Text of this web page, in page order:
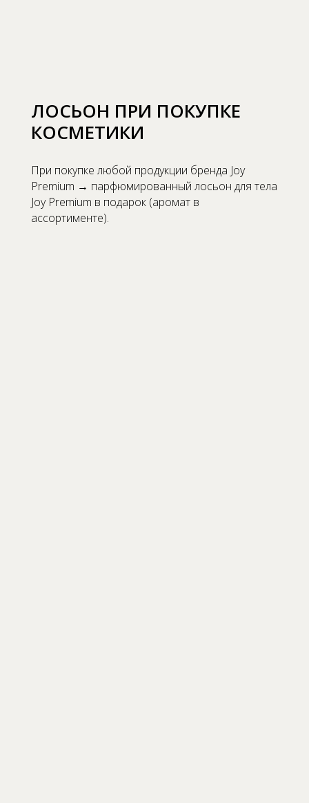
ЛОСЬОН ПРИ ПОКУПКЕ
КОСМЕТИКИ
При покупке любой продукции бренда Joy
Premium → парфюмированный лосьон для тела
Joy Premium в подарок (аромат в
ассортименте).